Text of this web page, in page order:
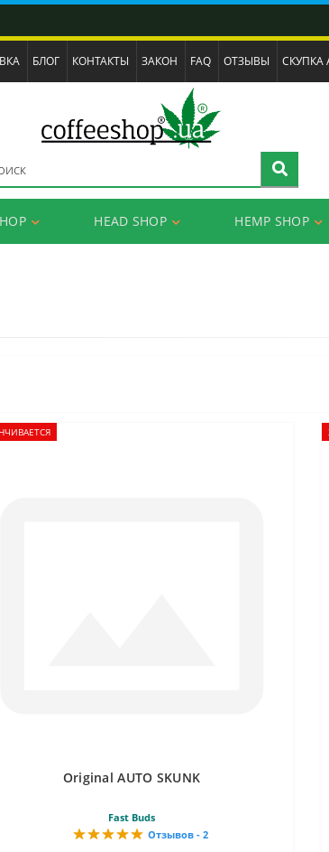
БЛОГ КОНТАКТЫ ЗАКОН FAQ ОТЗЫВЫ СКУПКА
HEAD SHOP HEMP SHOP
Original AUTO SKUNK
Fast Buds
Отзывов - 2